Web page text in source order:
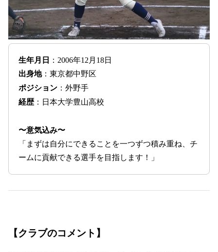
生年月日
：2006年12月18日
出身地：東京都中野区
ポジション ：外野手
経歴：日本大学豊山高校
〜意気込み〜
「まずは自分にできることを一つずつ積み重ね、チ
ームに貢献できる選手を目指します！」
【クラブのコメント】